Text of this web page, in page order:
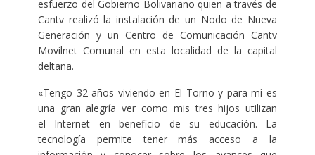
esfuerzo del Gobierno Bolivariano quien a través de
Cantv realizó la instalación de un Nodo de Nueva
Generación y un Centro de Comunicación Cantv
Movilnet Comunal en esta localidad de la capital
deltana.
«Tengo 32 años viviendo en El Torno y para mí es
una gran alegría ver como mis tres hijos utilizan
el Internet en beneficio de su educación. La
tecnología permite tener más acceso a la